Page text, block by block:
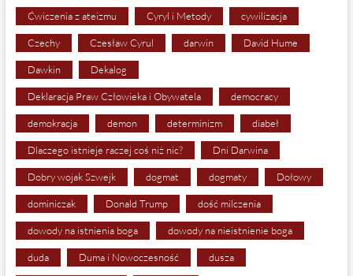
Ćwiczenia z ateizmu Cyryl i Metody cywilizacja
Czechy Czesław Cyrul darwin David Hume
Dawkin Dekalog
Deklaracja Praw Człowieka i Obywatela democracy
demokracja demon determinizm diabeł
Dlaczego istnieje raczej coś niż nic? Dni Darwina
Dobry wojak Szwejk dogmat dogmaty Dołowy
dominiczak Donald Trump dość milczenia
dowody na istnienia boga dowody na nieistnienie boga
duda Duma i Nowoczesność dusza